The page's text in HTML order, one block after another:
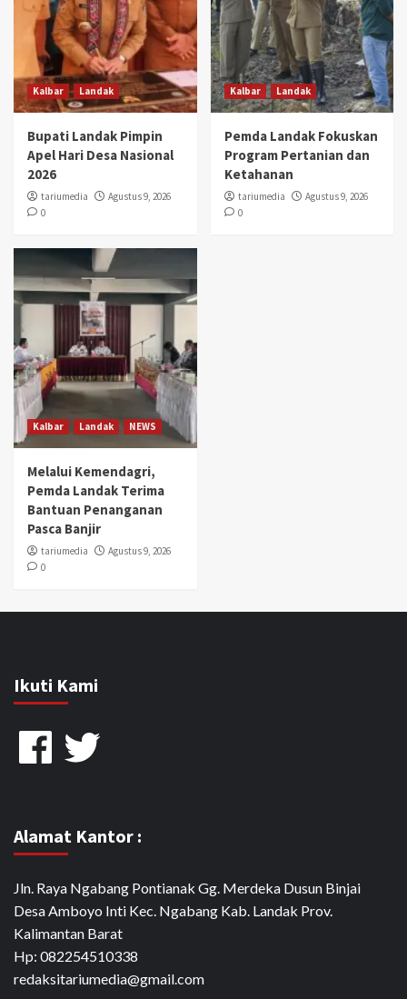
Kalbar Landak
Bupati Landak Pimpin
Apel Hari Desa Nasional
2026
tariumedia
Agustus 9, 2026
0
Kalbar Landak
Pemda Landak Fokuskan
Program Pertanian dan
Ketahanan
tariumedia
Agustus 9, 2026
0
Kalbar Landak NEWS
Melalui Kemendagri,
Pemda Landak Terima
Bantuan Penanganan
Pasca Banjir
tariumedia
Agustus 9, 2026
0
Ikuti Kami
FacebookTwitter
Alamat Kantor :
Jln. Raya Ngabang Pontianak Gg. Merdeka Dusun Binjai
Desa Amboyo Inti Kec. Ngabang Kab. Landak Prov.
Kalimantan Barat
Hp: 082254510338
redaksitariumedia@gmail.com